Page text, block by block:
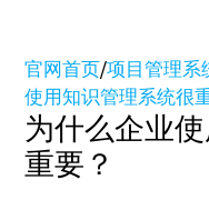
官网首页/项目管理系
使用知识管理系统很
为什么企业
重要？